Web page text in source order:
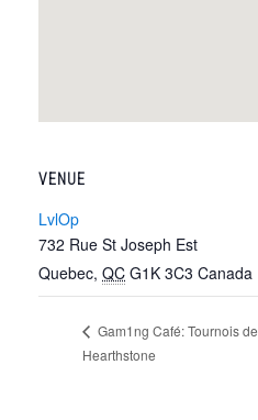
VENUE
LvlOp
732 Rue St Joseph Est
Quebec, QC G1K 3C3 Canada
Gam1ng Café: Tournois de
Hearthstone